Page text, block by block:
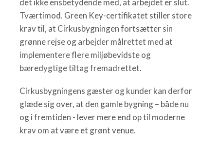
det ikke ensbetydende med, at arbejdet er slut.
Tværtimod. Green Key-certifikatet stiller store
krav til, at Cirkusbygningen fortsætter sin
grønne rejse og arbejder målrettet med at
implementere flere miljøbevidste og
bæredygtige tiltag fremadrettet.
Cirkusbygningens gæster og kunder kan derfor
glæde sig over, at den gamle bygning – både nu
og i fremtiden - lever mere end op til moderne
krav om at være et grønt venue.